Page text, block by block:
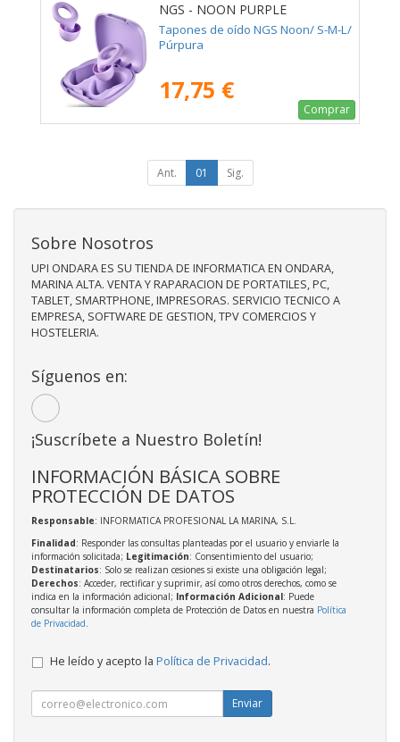
NGS - NOON PURPLE
Tapones de oído NGS Noon/ S-M-L/
Púrpura
17,75 €
Comprar
Ant. 01 Sig.
Sobre Nosotros
UPI ONDARA ES SU TIENDA DE INFORMATICA EN ONDARA,
MARINA ALTA. VENTA Y RAPARACION DE PORTATILES, PC,
TABLET, SMARTPHONE, IMPRESORAS. SERVICIO TECNICO A
EMPRESA, SOFTWARE DE GESTION, TPV COMERCIOS Y
HOSTELERIA.
Síguenos en:
¡Suscríbete a Nuestro Boletín!
INFORMACIÓN BÁSICA SOBRE
PROTECCIÓN DE DATOS
Responsable: INFORMATICA PROFESIONAL LA MARINA, S.L.
Finalidad: Responder las consultas planteadas por el usuario y enviarle la
información solicitada; Legitimación: Consentimiento del usuario;
Destinatarios: Solo se realizan cesiones si existe una obligación legal;
Derechos: Acceder, rectificar y suprimir, así como otros derechos, como se
indica en la información adicional; Información Adicional: Puede
consultar la información completa de Protección de Datos en nuestra Política
de Privacidad.
He leído y acepto la Política de Privacidad.
Enviar